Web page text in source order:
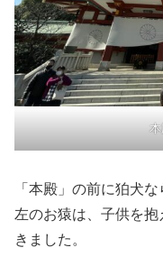
本
「本殿」の前に狛犬
左のお猿は、子供を
きました。